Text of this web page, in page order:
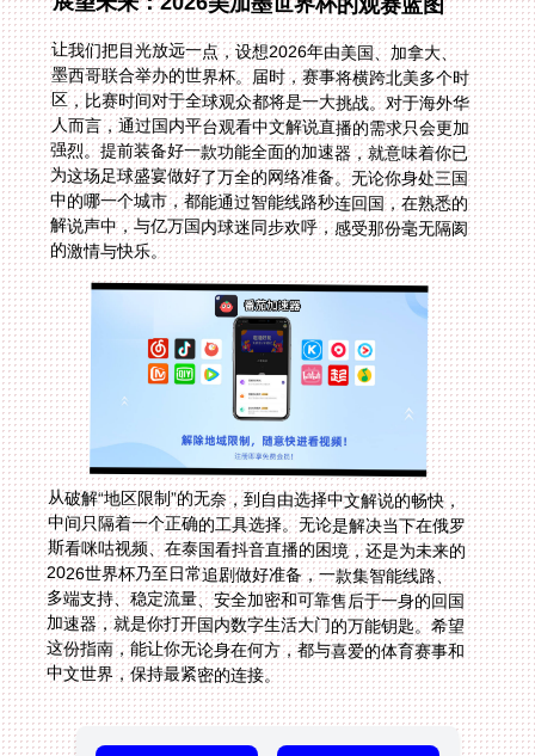
让我们把目光放远一点，设想2026年由美国、加拿大、
墨西哥联合举办的世界杯。届时，赛事将横跨北美多个时
区，比赛时间对于全球观众都将是一大挑战。对于海外华
人而言，通过国内平台观看中文解说直播的需求只会更加
强烈。提前装备好一款功能全面的加速器，就意味着你已
为这场足球盛宴做好了万全的网络准备。无论你身处三国
中的哪一个城市，都能通过智能线路秒连回国，在熟悉的
解说声中，与亿万国内球迷同步欢呼，感受那份毫无隔阂
的激情与快乐。
从破解“地区限制”的无奈，到自由选择中文解说的畅快，
中间只隔着一个正确的工具选择。无论是解决当下在俄罗
斯看咪咕视频、在泰国看抖音直播的困境，还是为未来的
2026世界杯乃至日常追剧做好准备，一款集智能线路、
多端支持、稳定流量、安全加密和可靠售后于一身的回国
加速器，就是你打开国内数字生活大门的万能钥匙。希望
这份指南，能让你无论身在何方，都与喜爱的体育赛事和
中文世界，保持最紧密的连接。